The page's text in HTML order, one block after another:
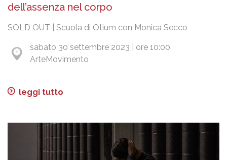
dell’assenza nel corpo
SOLD OUT | Scuola di Otium con Monica Secco
sabato 30 settembre 2023 | ore 10:00
ArteMovimento
leggi tutto